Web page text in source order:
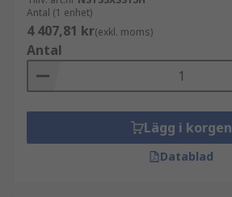
Antal (1 enhet)
4 407,81 kr(exkl. moms)
Antal
Lägg i korgen
Datablad